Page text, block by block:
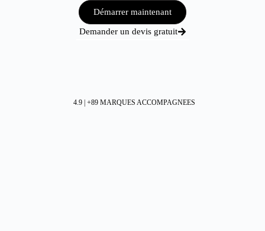
Démarrer maintenant
Demander un devis gratuit
4.9 | +89 MARQUES ACCOMPAGNEES